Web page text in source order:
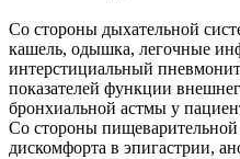
Со стороны дыхательной
кашель, одышка, легочные
интерстициальный
показателей функции
бронхиальной астмы у
Со стороны
дискомфорта в эпигастрии,